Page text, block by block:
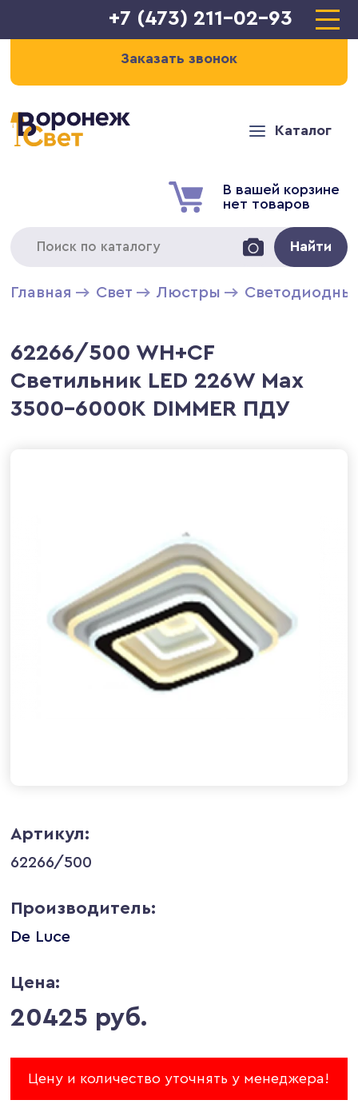
+7 (473) 211-02-93
Заказать звонок
Каталог
В вашей корзине
нет товаров
Найти
Главная Свет Люстры
62266/500 WH+CF
Светильник LED 226W Max
3500-6000K DIMMER ПДУ
Артикул:
62266/500
Производитель:
De Luce
Цена:
20425 руб.
Цену и количество уточнять у менеджера!